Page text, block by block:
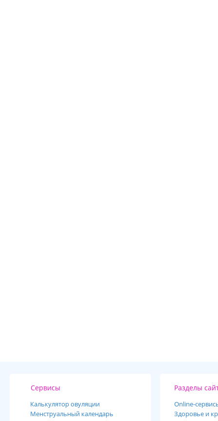
Сервисы
Калькулятор овуляции
Менструальный календарь
Разделы
Online-
Здоровье и